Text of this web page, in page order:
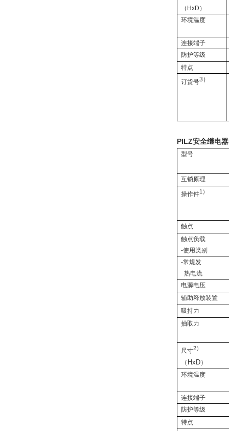
（ HxD ）
环境温度
连接端子
防护等级
特点
订货号3 ）
PILZ安全继电
型号
互锁原理
操作件1 ）
触点
触点负载
-使用类别
-常规发
热电流
电源电压
辅助释放装置
吸持力
抽取力
尺寸2）
（ HxD）
环境温度
连接端子
防护等级
特点